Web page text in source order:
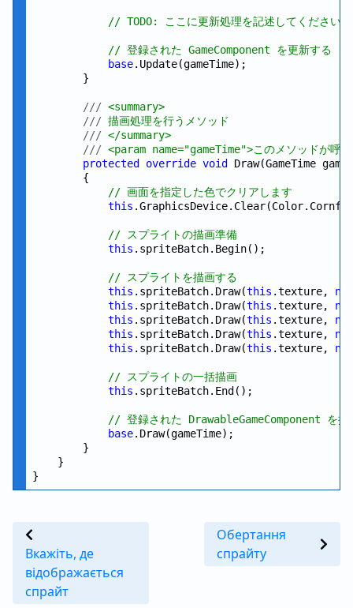
// TODO: ここに更新処理を記述してください
// 登録された GameComponent を更新する
base.Update(gameTime);
        }
/// <summary>
/// 描画処理を行うメソッド
/// </summary>
/// <param name="gameTime">このメソッドが呼
protected
override void
Draw(GameTime
        {
// 画面を指定した色でクリアします
this
// スプライトの描画準備
this .spriteBatch.Begin();
// スプライトを描画する
this .spriteBatch.Draw(this .texture, new
this .spriteBatch.Draw(this .texture, new
this .spriteBatch.Draw(this .texture, new
this .spriteBatch.Draw(this .texture, new
this .spriteBatch.Draw(this .texture, new
// スプライトの一括描画
this .spriteBatch.End();
// 登録された DrawableGameComponent を描
base.Draw(gameTime);
        }
    }
Вкажіть, де
відображається
спрайт
Обертання
спрайту